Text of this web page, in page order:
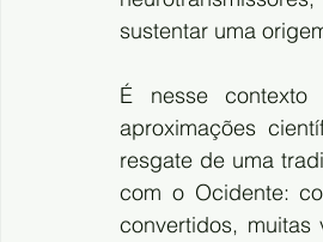
sustentar uma
É nesse contexto
aproximações
resgate de uma
com o Ocidente:
convertidos,